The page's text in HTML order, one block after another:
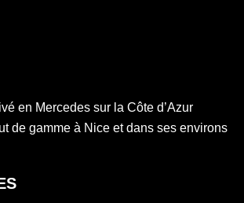
en Mercedes sur la Côte d’Azur
de gamme à Nice et dans ses environs